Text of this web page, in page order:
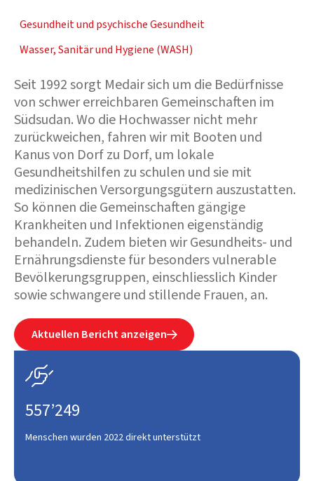
Gesundheit und psychische Gesundheit
Wasser, Sanitär und Hygiene (WASH)
Seit 1992 sorgt Medair sich um die Bedürfnisse
von schwer erreichbaren Gemeinschaften im
Südsudan. Wo die Hochwasser nicht mehr
zurückweichen, fahren wir mit Booten und
Kanus von Dorf zu Dorf, um lokale
Gesundheitshilfen zu schulen und sie mit
medizinischen Versorgungsgütern auszustatten.
So können die Gemeinschaften gängige
Krankheiten und Infektionen eigenständig
behandeln. Zudem bieten wir Gesundheits- und
Ernährungsdienste für besonders vulnerable
Bevölkerungsgruppen, einschliesslich Kinder
sowie schwangere und stillende Frauen, an.
Aktuellen Bericht anzeigen

557’249
Menschen wurden 2022 direkt unterstützt